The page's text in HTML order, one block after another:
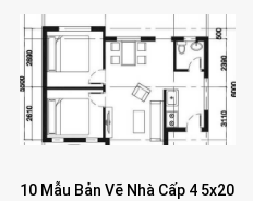
10 Mẫu Bản Vẽ Nhà Cấp 4 5x20